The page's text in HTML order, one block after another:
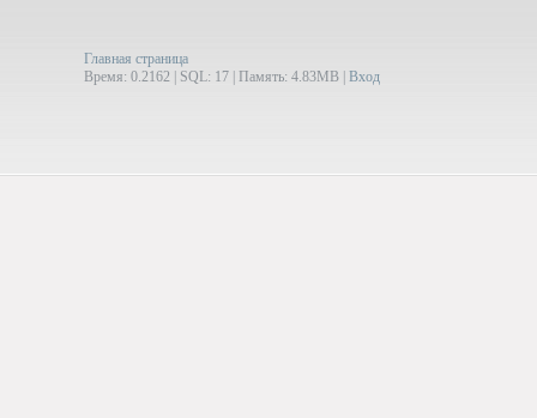
Главная страница
Время: 0.2162 | SQL: 17 | Память: 4.83MB Вход